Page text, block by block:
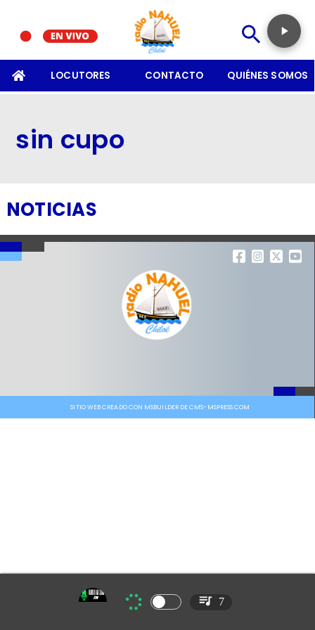
LOCUTORES CONTACTO QUIÉNES SOMOS
sin cupo
NOTICIAS
SITIO WEB CREADO CON MSBUILDER DE CMS-MSPRESS.COM
7